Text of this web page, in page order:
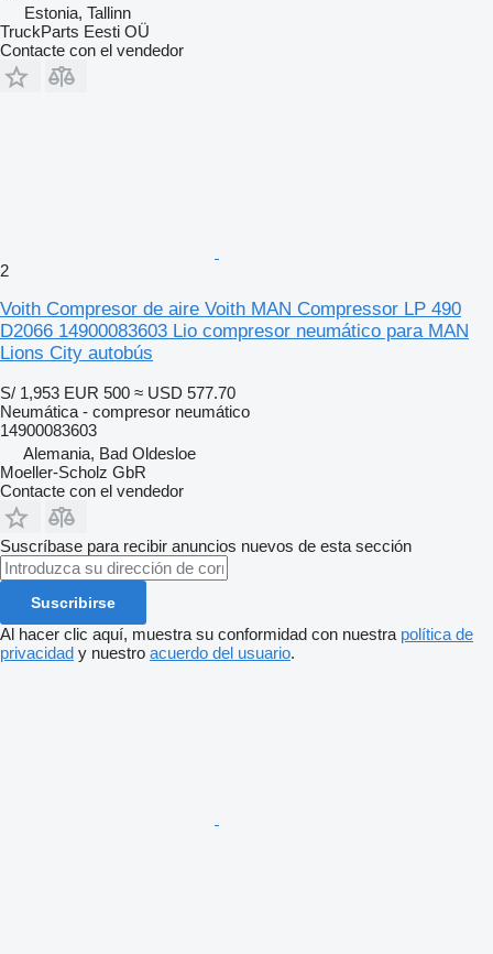
Estonia, Tallinn
TruckParts Eesti OÜ
Contacte con el vendedor
2
Voith Compresor de aire Voith MAN Compressor LP 490
D2066 14900083603 Lio compresor neumático para MAN
Lions City autobús
S/ 1,953 EUR 500 ≈ USD 577.70
Neumática - compresor neumático
14900083603
Alemania, Bad Oldesloe
Moeller-Scholz GbR
Contacte con el vendedor
Suscríbase para recibir anuncios nuevos de esta sección
Suscribirse
Al hacer clic aquí, muestra su conformidad con nuestra política de
privacidad y nuestro acuerdo del usuario.